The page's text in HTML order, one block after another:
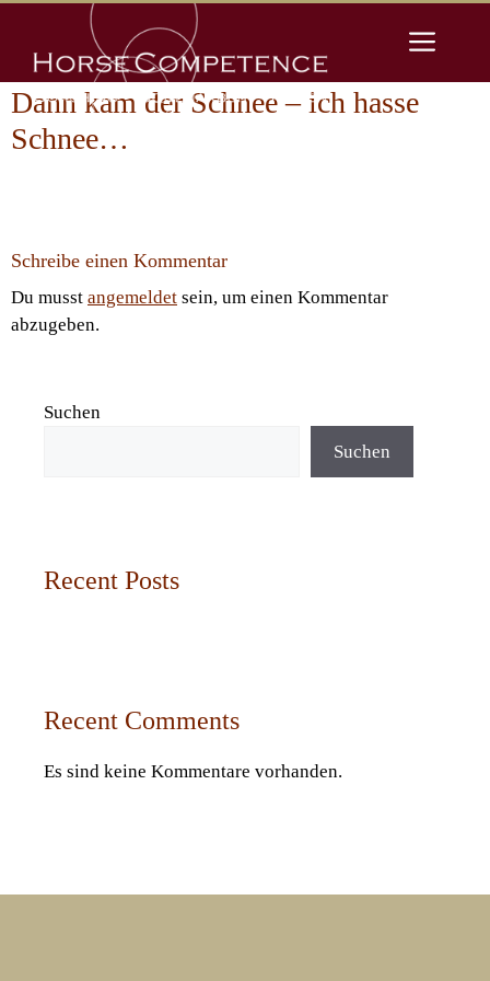
springen
Dann kam der Schnee – ich hasse
Schnee…
Schreibe einen Kommentar
Du musst angemeldet sein, um einen Kommentar
abzugeben.
Suchen
Suchen
Recent Posts
Recent Comments
Es sind keine Kommentare vorhanden.